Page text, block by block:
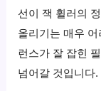
선이 잭 휠러의
올리기는 매우
런스가 잘 잡힌
넘어갈 것입니다.